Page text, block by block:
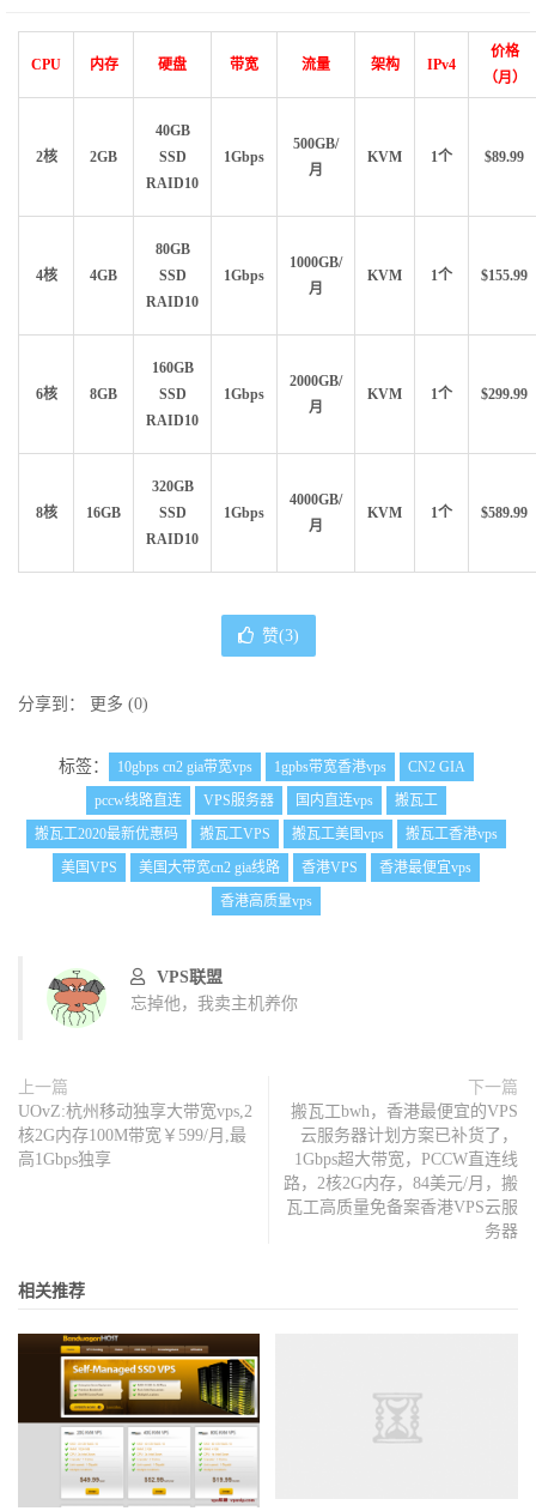
CPU 内存 硬盘 带宽 流量 架构 IPv4
价格
（月）
2核 2GB
40GB
SSD
RAID10
1Gbps
500GB/
月
KVM 1个 $89.99
4核 4GB
80GB
SSD
RAID10
1Gbps
1000GB/
月
KVM 1个 $155.99
6核 8GB
160GB
SSD
RAID10
1Gbps
2000GB/
月
KVM 1个 $299.99
8核 16GB
320GB
SSD
RAID10
1Gbps
4000GB/
月
KVM 1个 $589.99
赞(3)
分享到： 更多 (0)
标签： 10gbps cn2 gia带宽vps 1gpbs带宽香港vps
CN2 GIA
pccw线路直连
VPS服务器 国内直连vps
搬瓦工
搬瓦工2020最新优惠码
搬瓦工VPS 搬瓦工美国vps
搬瓦工香港vps
美国VPS
美国大带宽cn2 gia线路 香港VPS
香港最便宜vps
香港高质量vps
VPS联盟
忘掉他，我卖主机养你
上一篇
UOvZ:杭州移动独享大带宽vps,2
核2G内存100M带宽￥599/月,最
高1Gbps独享
下一篇
搬瓦工bwh，香港最便宜的VPS
云服务器计划方案已补货了，
1Gbps超大带宽，PCCW直连线
路，2核2G内存，84美元/月，搬
瓦工高质量免备案香港VPS云服
务器
相关推荐